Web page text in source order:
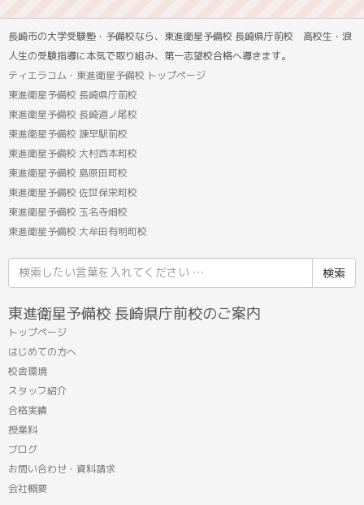
長崎市の大学受験塾・予備校なら、東進衛星予備校 長崎県庁前校 高校生・浪
人生の受験指導に本気で取り組み、第一志望校合格へ導きます。
ティエラコム・東進衛星予備校 トップページ
東進衛星予備校 長崎県庁前校
東進衛星予備校 長崎道ノ尾校
東進衛星予備校 諫早駅前校
東進衛星予備校 大村西本町校
東進衛星予備校 島原田町校
東進衛星予備校 佐世保栄町校
東進衛星予備校 玉名寺畑校
東進衛星予備校 大牟田有明町校
索
結
東進衛星予備校 長崎県庁前校のご案内
トップページ
はじめての方へ
校舎環境
スタッフ紹介
合格実績
授業料
ブログ
お問い合わせ・資料請求
会社概要